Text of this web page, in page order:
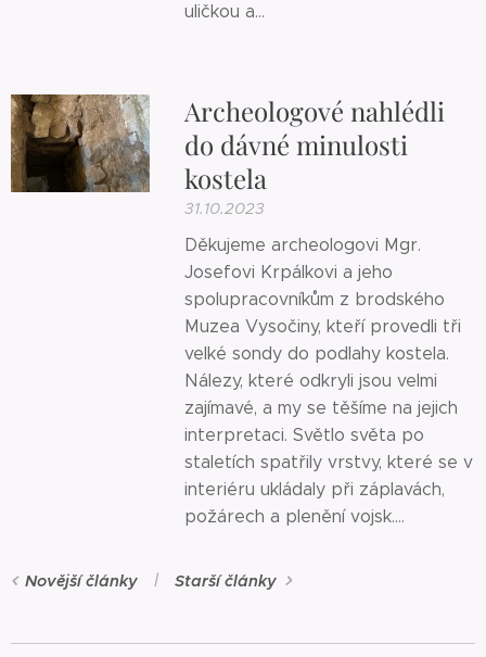
uličkou a...
Archeologové nahlédli
do dávné minulosti
kostela
31.10.2023
Děkujeme archeologovi Mgr.
Josefovi Krpálkovi a jeho
spolupracovníkům z brodského
Muzea Vysočiny, kteří provedli tři
velké sondy do podlahy kostela.
Nálezy, které odkryli jsou velmi
zajímavé, a my se těšíme na jejich
interpretaci. Světlo světa po
staletích spatřily vrstvy, které se v
interiéru ukládaly při záplavách,
požárech a plenění vojsk....
Novější články Starší články